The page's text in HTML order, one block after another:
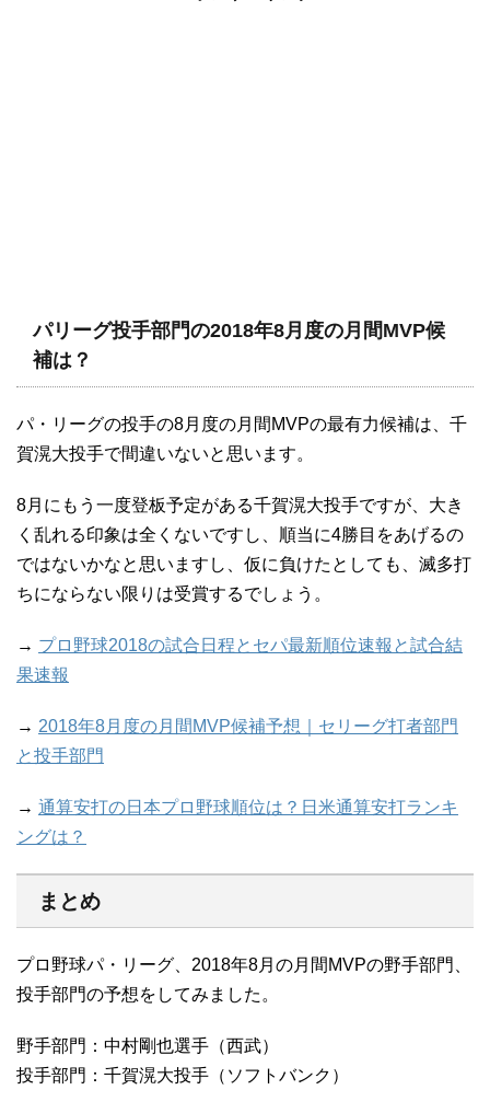
パリーグ投手部門の2018年8月度の月間MVP候
補は？
パ・リーグの投手の8月度の月間MVPの最有力候補は、千
賀滉大投手で間違いないと思います。
8月にもう一度登板予定がある千賀滉大投手ですが、大き
く乱れる印象は全くないですし、順当に4勝目をあげるの
ではないかなと思いますし、仮に負けたとしても、滅多打
ちにならない限りは受賞するでしょう。
→ プロ野球2018の試合日程とセパ最新順位速報と試合結
果速報
→ 2018年8月度の月間MVP候補予想｜セリーグ打者部門
と投手部門
→ 通算安打の日本プロ野球順位は？日米通算安打ランキ
ングは？
まとめ
プロ野球パ・リーグ、2018年8月の月間MVPの野手部門、
投手部門の予想をしてみました。
野手部門：中村剛也選手（西武）
投手部門：千賀滉大投手（ソフトバンク）